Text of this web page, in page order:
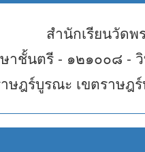
สำนักเรียนวัดพ
าชั้นตรี - ๑๒๑๐๐๘ -
ษฎร์บูรณะ เขตราษฎ